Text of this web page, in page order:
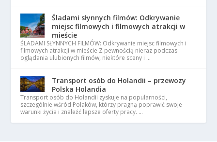
Śladami słynnych filmów: Odkrywanie
miejsc filmowych i filmowych atrakcji w
mieście
ŚLADAMI SŁYNNYCH FILMÓW: Odkrywanie miejsc filmowych i
filmowych atrakcji w mieście Z pewnością nieraz podczas
oglądania ulubionych filmów, niektóre sceny i …
Transport osób do Holandii – przewozy
Polska Holandia
Transport osób do Holandii zyskuje na popularności,
szczególnie wśród Polaków, którzy pragną poprawić swoje
warunki życia i znaleźć lepsze oferty pracy. …